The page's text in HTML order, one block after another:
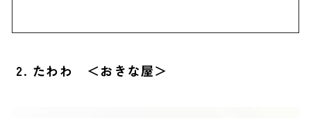
2. たわわ ＜おきな屋＞